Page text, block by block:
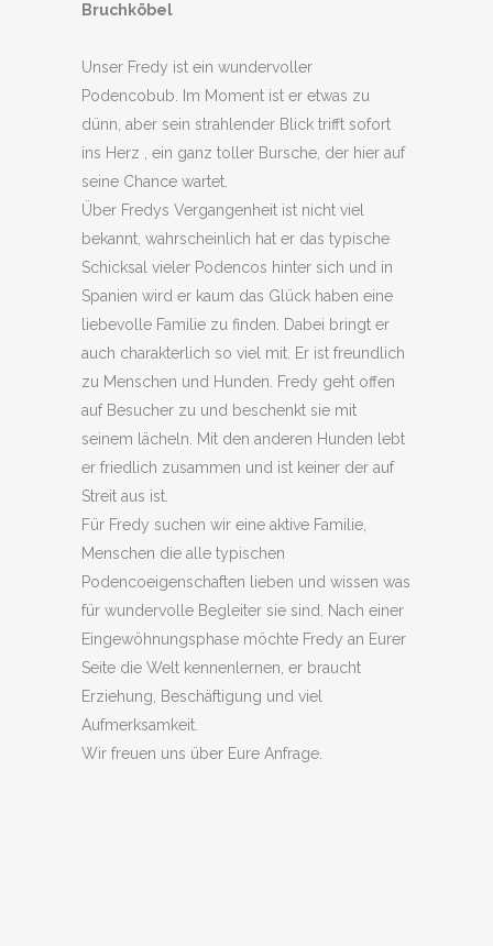
Bruchköbel
Unser Fredy ist ein wundervoller
Podencobub. Im Moment ist er etwas zu
dünn, aber sein strahlender Blick trifft sofort
ins Herz , ein ganz toller Bursche, der hier auf
seine Chance wartet.
Über Fredys Vergangenheit ist nicht viel
bekannt, wahrscheinlich hat er das typische
Schicksal vieler Podencos hinter sich und in
Spanien wird er kaum das Glück haben eine
liebevolle Familie zu finden. Dabei bringt er
auch charakterlich so viel mit. Er ist freundlich
zu Menschen und Hunden. Fredy geht offen
auf Besucher zu und beschenkt sie mit
seinem lächeln. Mit den anderen Hunden lebt
er friedlich zusammen und ist keiner der auf
Streit aus ist.
Für Fredy suchen wir eine aktive Familie,
Menschen die alle typischen
Podencoeigenschaften lieben und wissen was
für wundervolle Begleiter sie sind. Nach einer
Eingewöhnungsphase möchte Fredy an Eurer
Seite die Welt kennenlernen, er braucht
Erziehung, Beschäftigung und viel
Aufmerksamkeit.
Wir freuen uns über Eure Anfrage.